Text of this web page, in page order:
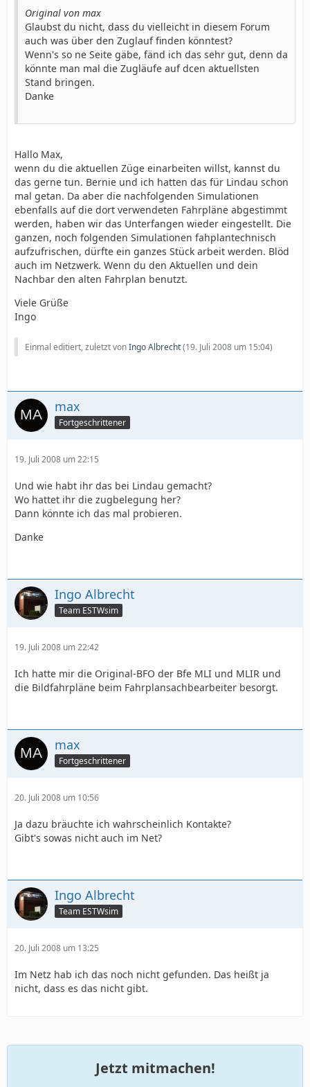
Original von max
Glaubst du nicht, dass du vielleicht in diesem Forum
auch was über den Zuglauf finden könntest?
Wenn's so ne Seite gäbe, fänd ich das sehr gut, denn da
könnte man mal die Zugläufe auf dcen aktuellsten
Stand bringen.
Danke
Hallo Max,
wenn du die aktuellen Züge einarbeiten willst, kannst du
das gerne tun. Bernie und ich hatten das für Lindau schon
mal getan. Da aber die nachfolgenden Simulationen
ebenfalls auf die dort verwendeten Fahrpläne abgestimmt
werden, haben wir das Unterfangen wieder eingestellt. Die
ganzen, noch folgenden Simulationen fahplantechnisch
aufzufrischen, dürfte ein ganzes Stück arbeit werden. Blöd
auch im Netzwerk. Wenn du den Aktuellen und dein
Nachbar den alten Fahrplan benutzt.
Viele Grüße
Ingo
Einmal editiert, zuletzt vonIngo Albrecht(19. Juli 2008 um 15:04)
max
Fortgeschrittener
19. Juli 2008 um 22:15
Und wie habt ihr das bei Lindau gemacht?
Wo hattet ihr die zugbelegung her?
Dann könnte ich das mal probieren.
Danke
Ingo Albrecht
Team ESTWsim
19. Juli 2008 um 22:42
Ich hatte mir die Original-BFO der Bfe MLI und MLIR und
die Bildfahrpläne beim Fahrplansachbearbeiter besorgt.
max
Fortgeschrittener
20. Juli 2008 um 10:56
Ja dazu bräuchte ich wahrscheinlich Kontakte?
Gibt's sowas nicht auch im Net?
Ingo Albrecht
Team ESTWsim
20. Juli 2008 um 13:25
Im Netz hab ich das noch nicht gefunden. Das heißt ja
nicht, dass es das nicht gibt.
Jetzt mitmachen!